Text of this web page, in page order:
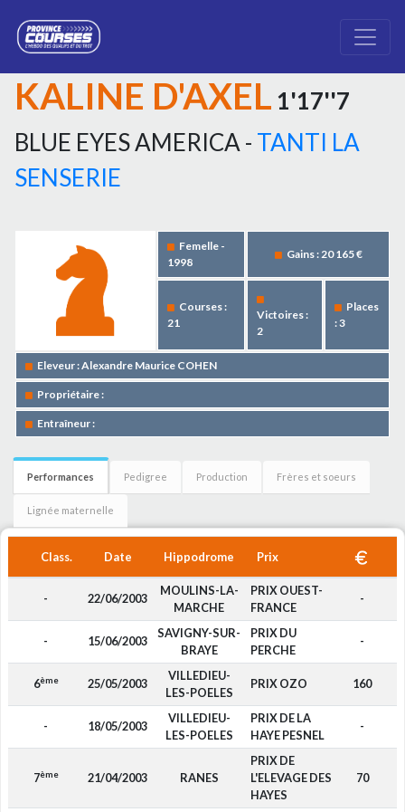
KALINE D'AXEL 1'17''7
BLUE EYES AMERICA - TANTI LA
SENSERIE
Femelle -
1998
Gains : 20 165 €
Courses :
21
Victoires :
2
Places
: 3
Eleveur : Alexandre Maurice COHEN
Propriétaire :
Entraîneur :
Performances Pedigree Production Frères et soeurs
Lignée maternelle
Class. Date Hippodrome Prix
- 22/06/2003
MOULINS-LA-
MARCHE
PRIX OUEST-
FRANCE
-
- 15/06/2003
SAVIGNY-SUR-
BRAYE
PRIX DU
PERCHE
-
6ème 25/05/2003
VILLEDIEU-
LES-POELES
PRIX OZO 160
- 18/05/2003
VILLEDIEU-
LES-POELES
PRIX DE LA
HAYE PESNEL
-
7ème 21/04/2003 RANES
PRIX DE
L'ELEVAGE DES
HAYES
70